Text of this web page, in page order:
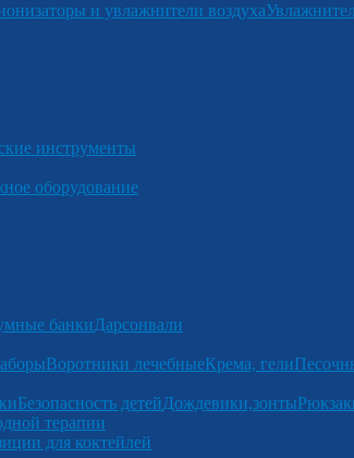
и увлажнители воздуха
инструменты
оборудование
банкиДарсонвали
Воротники лечебныеКрема, гели
Безопасность детейДождевики,зонты
терапии
для коктейлей